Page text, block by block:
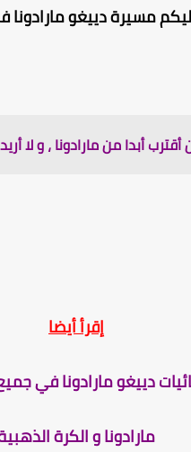
مسيرة دييغو مارادونا
أبدا من مارادونا ، و لا
إقرأ أيضا
دييغو مارادونا في
مارادونا و الكرة